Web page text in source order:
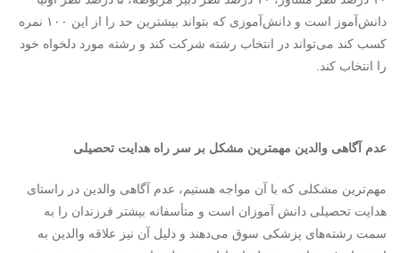
دانش‌آموز است و دانش‌آموزی که بتواند بیشترین حد را از این ۱۰۰ نمره
کسب کند می‌تواند در انتخاب رشته شرکت کند و رشته مورد دلخواه خود
را انتخاب کند.
عدم آگاهی والدین مهمترین مشکل بر سر راه هدایت تحصیلی
مهم‌ترین مشکلی که با آن مواجه هستیم، عدم آگاهی والدین در راستای
هدایت تحصیلی دانش آموزان است و متأسفانه بیشتر فرزندان را به
سمت رشته‌های پزشکی سوق می‌دهند و دلیل آن‌ نیز علاقه والدین به